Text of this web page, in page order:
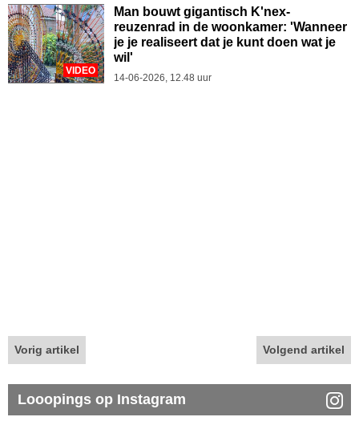
VIDEO
Man bouwt gigantisch K'nex-
reuzenrad in de woonkamer: 'Wanneer
je je realiseert dat je kunt doen wat je
wil'
14-06-2026, 12.48 uur
Vorig artikel Volgend artikel
Looopings op Instagram